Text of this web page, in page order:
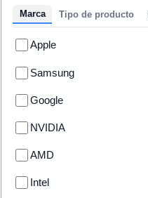
Marca Tipo de producto
Apple
Samsung
Google
NVIDIA
AMD
Intel